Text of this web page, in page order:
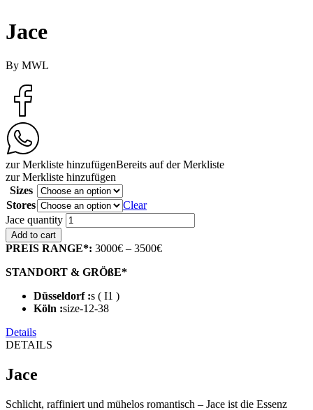
Jace
By MWL
zur Merkliste hinzufügenBereits auf der Merkliste
zur Merkliste hinzufügen
Sizes
Stores
Clear
Jace quantity
Add to cart
PREIS RANGE*: 3000€ – 3500€
STANDORT & GRÖßE*
Düsseldorf :s ( I1 )
Köln :size-12-38
Details
DETAILS
Jace
Schlicht, raffiniert und mühelos romantisch – Jace ist die Essenz